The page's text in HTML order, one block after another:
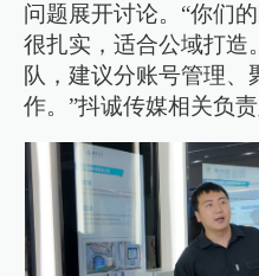
问题展开讨论。“你们
很扎实，适合公域打造
队，建议分账号管理、
作。”抖诚传媒相关负